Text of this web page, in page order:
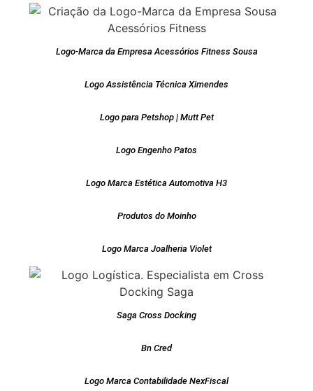
Logo-Marca da Empresa Acessórios Fitness Sousa
Logo Assistência Técnica Ximendes
Logo para Petshop | Mutt Pet
Logo Engenho Patos
Logo Marca Estética Automotiva H3
Produtos do Moinho
Logo Marca Joalheria Violet
Saga Cross Docking
Bn Cred
Logo Marca Contabilidade NexFiscal